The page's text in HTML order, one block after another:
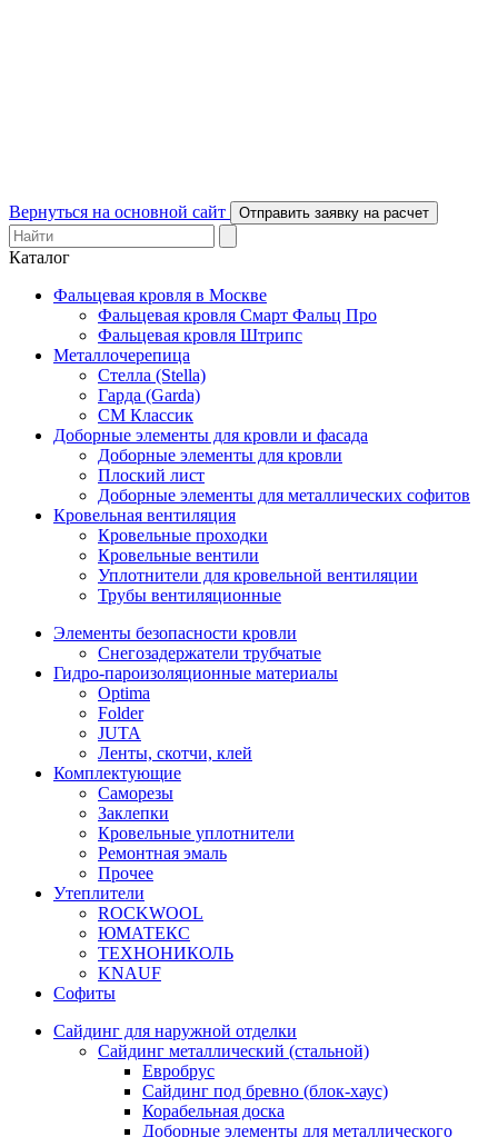
Вернуться на основной сайт Отправить заявку на расчет
Каталог
Фальцевая кровля в Москве
Фальцевая кровля Смарт Фальц Про
Фальцевая кровля Штрипс
Металлочерепица
Стелла (Stella)
Гарда (Garda)
СМ Классик
Доборные элементы для кровли и фасада
Доборные элементы для кровли
Плоский лист
Доборные элементы для металлических софитов
Кровельная вентиляция
Кровельные проходки
Кровельные вентили
Уплотнители для кровельной вентиляции
Трубы вентиляционные
Элементы безопасности кровли
Снегозадержатели трубчатые
Гидро-пароизоляционные материалы
Optima
Folder
JUTA
Ленты, скотчи, клей
Комплектующие
Саморезы
Заклепки
Кровельные уплотнители
Ремонтная эмаль
Прочее
Утеплители
ROCKWOOL
ЮМАТЕКС
ТЕХНОНИКОЛЬ
KNAUF
Софиты
Сайдинг для наружной отделки
Сайдинг металлический (стальной)
Евробрус
Сайдинг под бревно (блок-хаус)
Корабельная доска
Доборные элементы для металлического